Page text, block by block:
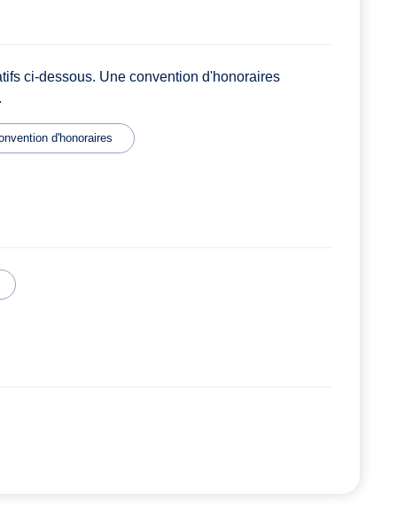
ci-dessous. Une convention d'honoraires
d'honoraires